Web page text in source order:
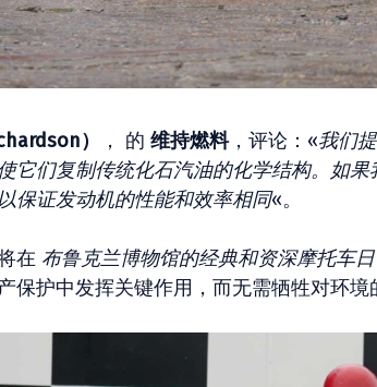
） ， 的 维持燃料，评论：«我们
它们复制传统化石汽油的化学结构。如
保证发动机的性能和效率相同«。
在 布鲁克兰博物馆的经典和资深摩托车日
保护中发挥关键作用，而无需牺牲对环境